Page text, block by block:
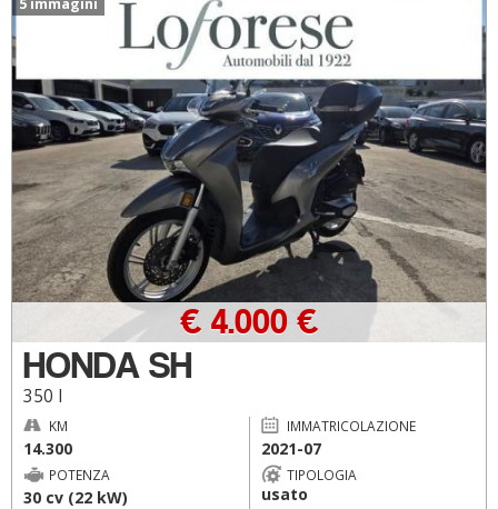
5 immagini
HONDA SH
350 I
€ 4.000 €
KM
14.300
IMMATRICOLAZIONE
2021-07
POTENZA
30 cv (22 kW)
TIPOLOGIA
usato